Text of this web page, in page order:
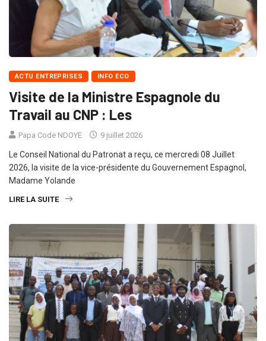
ACTU ENTREPRISES INFO ECO
Visite de la Ministre Espagnole du
Travail au CNP : Les
Papa Code NDOYE 9 juillet 2026
Le Conseil National du Patronat a reçu, ce mercredi 08 Juillet
2026, la visite de la vice-présidente du Gouvernement Espagnol,
Madame Yolande
LIRE LA SUITE